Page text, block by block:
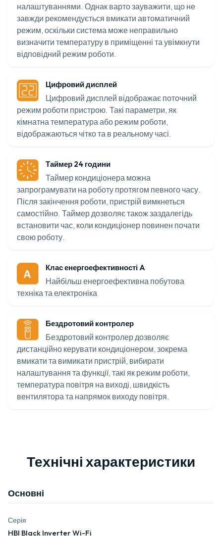
налаштуваннями. Однак варто зауважити, що не
завжди рекомендується вмикати автоматичний
режим, оскільки система може неправильно
визначити температуру в приміщенні та увімкнути
відповідний режим роботи.
Цифровий дисплей
Цифровий дисплей відображає поточний
режим роботи пристрою. Такі параметри, як
кімнатна температура або режим роботи,
відображаються чітко та в реальному часі.
Таймер 24 години
Таймер кондиціонера можна
запрограмувати на роботу протягом певного часу.
Після закінчення роботи, пристрій вимкнеться
самостійно. Таймер дозволяє також заздалегідь
встановити час, коли кондиціонер повинен почати
свою роботу.
Клас енергоефективності A
Найбільш енергоефективна побутова
техніка та електроніка
Бездротовий контролер
Бездротовий контролер дозволяє
дистанційно керувати кондиціонером, зокрема
вмикати та вимикати пристрій, вибирати
налаштування та функції, такі як режим роботи,
температура повітря на виході, швидкість
вентилятора та напрямок виходу повітря.
Технічні характеристики
Основні
Серія
HBI Black Inverter Wi-Fi